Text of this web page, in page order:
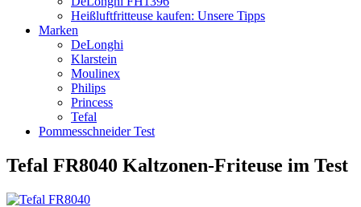
Heißluftfritteuse kaufen: Unsere Tipps
Marken
DeLonghi
Klarstein
Moulinex
Philips
Princess
Tefal
Pommesschneider Test
Tefal FR8040 Kaltzonen-Friteuse im Test